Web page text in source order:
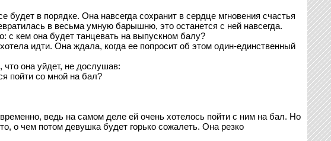
будет в порядке. Она навсегда сохранит в сердце мгновения счастья
в весьма умную барышню, это останется с ней навсегда.
кем она будет танцевать на выпускном балу?
идти. Она ждала, когда ее попросит об этом один-единственный
она уйдет, не дослушав:
пойти со мной на бал?
ведь на самом деле ей очень хотелось пойти с ним на бал. Но
о чем потом девушка будет горько сожалеть. Она резко